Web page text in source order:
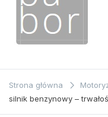
Babor
Strona główna
silnik benzynowy –